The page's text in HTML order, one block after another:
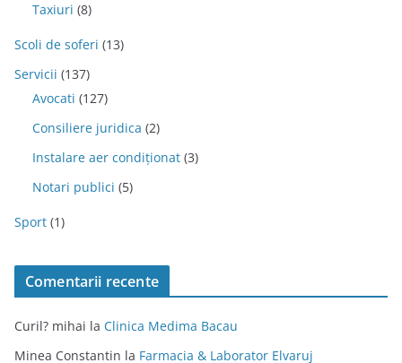
Taxiuri (8)
Scoli de soferi (13)
Servicii (137)
Avocati (127)
Consiliere juridica (2)
Instalare aer condiționat (3)
Notari publici (5)
Sport (1)
Comentarii recente
Curil? mihai la Clinica Medima Bacau
Minea Constantin la Farmacia & Laborator Elvaruj